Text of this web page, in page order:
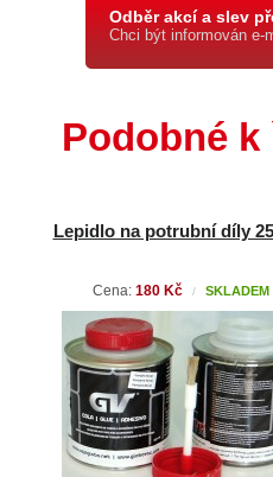
Odběr akcí a slev
Chci být informován e-
Podobné
Lepidlo na potrubní díly
Cena: 180 Kč / SKLADEM